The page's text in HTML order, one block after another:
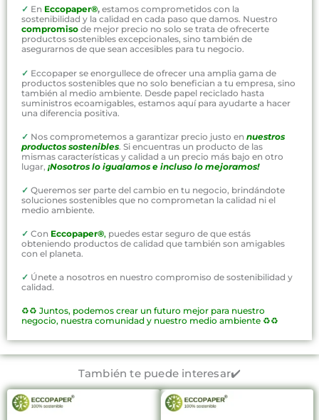
✓ En Eccopaper®, estamos comprometidos con la
sostenibilidad y la calidad en cada paso que damos. Nuestro
compromiso de mejor precio no solo se trata de ofrecerte
productos sostenibles excepcionales, sino también de
asegurarnos de que sean accesibles para tu negocio.
✓ Eccopaper se enorgullece de ofrecer una amplia gama de
productos sostenibles que no solo benefician a tu empresa, sino
también al medio ambiente. Desde papel reciclado hasta
suministros ecoamigables, estamos aquí para ayudarte a hacer
una diferencia positiva.
✓ Nos comprometemos a garantizar precio justo en nuestros
productos sostenibles. Si encuentras un producto de las
mismas características y calidad a un precio más bajo en otro
lugar, ¡Nosotros lo igualamos e incluso lo mejoramos!
✓ Queremos ser parte del cambio en tu negocio, brindándote
soluciones sostenibles que no comprometan la calidad ni el
medio ambiente.
✓ Con Eccopaper®, puedes estar seguro de que estás
obteniendo productos de calidad que también son amigables
con el planeta.
✓ Únete a nosotros en nuestro compromiso de sostenibilidad y
calidad.
♻️♻️ Juntos, podemos crear un futuro mejor para nuestro
negocio, nuestra comunidad y nuestro medio ambiente ♻️♻️
También te puede interesar✔️